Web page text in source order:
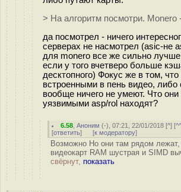
> На алгоритм посмотри. Monero
да посмотрел - ничего
серверах не насмотрел (asic-не
для monero все же сильно
если у того вчетверо больше
десктопного) Фокус же в том,
встроенными в пень видео, либо
вообще ничего не умеют. Что
уязвимыми asp/rol находят?
6.58 ,Аноним (-), 07:21, 22/01/2018 [^] [
[ответить] [к модератору]
Возможно Но они там рядом лежат,
видеокарт RAM шустрая и SIMD
свёрнут, показать